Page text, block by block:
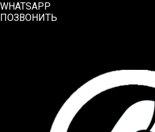
WHATSAPP
ПОЗВОНИТЬ